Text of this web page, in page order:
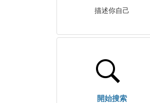
描述你自己
開始搜索